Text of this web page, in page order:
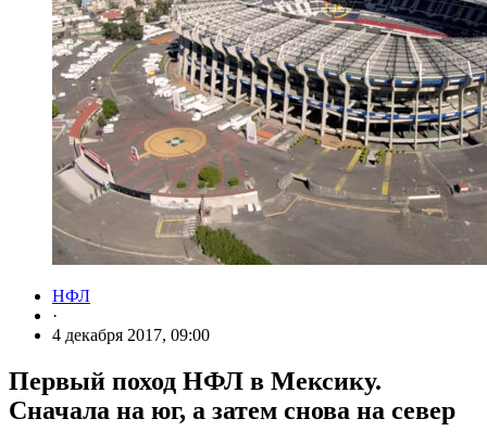
НФЛ
·
4 декабря 2017, 09:00
Первый поход НФЛ в Мексику.
Сначала на юг, а затем снова на север